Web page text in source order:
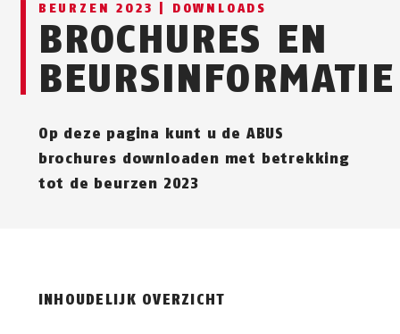
BEURZEN 2023 | DOWNLOADS
BROCHURES EN
BEURSINFORMATIE
Op deze pagina kunt u de ABUS
brochures downloaden met betrekking
tot de beurzen 2023
INHOUDELIJK OVERZICHT